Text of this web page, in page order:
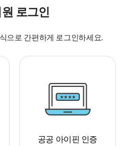
로그인
으로 간편하게 로그인하세요.
공공 아이핀 인증